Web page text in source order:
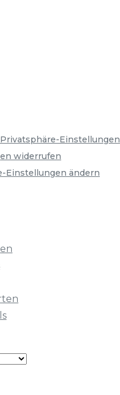
Einstellungen
widerrufen
Einstellungen ändern